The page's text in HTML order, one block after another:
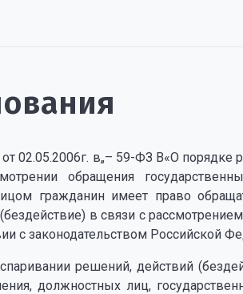
02.05.2006г. в„– 59-ФЗ В«О
обращения
гражданин имеет право
в связи с
с законодательством Российской
решений, действий
должностных лиц,